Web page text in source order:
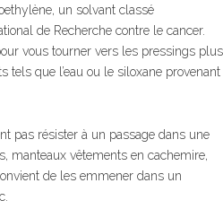
un solvant classé
de Recherche contre le cancer.
vous tourner vers les pressings plus
tels que l’eau ou le siloxane provenant
pas résister à un passage dans une
manteaux vêtements en cachemire,
de les emmener dans un